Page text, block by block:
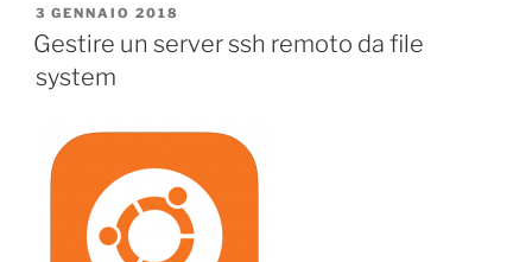
PUBBLICATO
IL
3 GENNAIO 2018
Gestire un server ssh remoto da file
system